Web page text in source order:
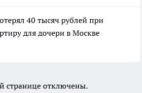
40 тысяч рублей при
для дочери в Москве
странице отключены.